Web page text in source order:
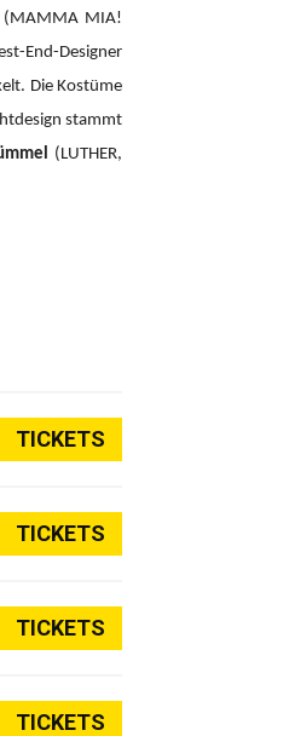
(MAMMA MIA!
End-Designer
Die Kostüme
stammt
(LUTHER,
TICKETS
TICKETS
TICKETS
TICKETS